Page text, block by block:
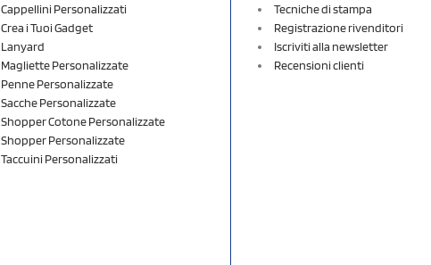
Cappellini Personalizzati
Crea i Tuoi Gadget
Lanyard
Magliette Personalizzate
Penne Personalizzate
Sacche Personalizzate
Shopper Cotone Personalizzate
Shopper Personalizzate
Taccuini Personalizzati
Tecniche di stampa
Registrazione rivenditori
Iscriviti alla newsletter
Recensioni clienti